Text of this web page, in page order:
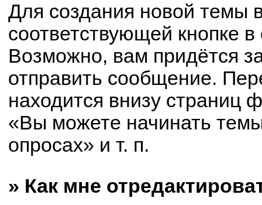
Для создания новой темы
соответствующей кнопке
Возможно, вам придётся
отправить сообщение.
находится внизу
«Вы можете начинать
опросах» и т. п.
» Как мне